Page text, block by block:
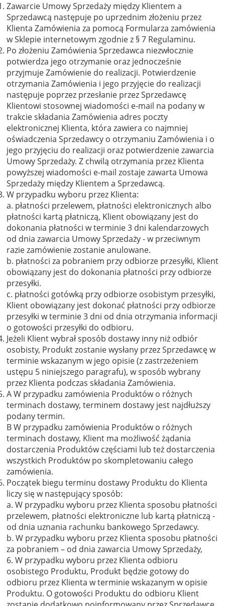
Zawarcie Umowy Sprzedaży między Klientem a
Sprzedawcą następuje po uprzednim złożeniu przez
Klienta Zamówienia za pomocą Formularza zamówienia
w Sklepie internetowym zgodnie z § 7 Regulaminu.
Po złożeniu Zamówienia Sprzedawca niezwłocznie
potwierdza jego otrzymanie oraz jednocześnie
przyjmuje Zamówienie do realizacji. Potwierdzenie
otrzymania Zamówienia i jego przyjęcie do realizacji
następuje poprzez przesłanie przez Sprzedawcę
Klientowi stosownej wiadomości e-mail na podany w
trakcie składania Zamówienia adres poczty
elektronicznej Klienta, która zawiera co najmniej
oświadczenia Sprzedawcy o otrzymaniu Zamówienia i o
jego przyjęciu do realizacji oraz potwierdzenie zawarcia
Umowy Sprzedaży. Z chwilą otrzymania przez Klienta
powyższej wiadomości e-mail zostaje zawarta Umowa
Sprzedaży między Klientem a Sprzedawcą.
W przypadku wyboru przez Klienta:
a. płatności przelewem, płatności elektronicznych albo
płatności kartą płatniczą, Klient obowiązany jest do
dokonania płatności w terminie 3 dni kalendarzowych
od dnia zawarcia Umowy Sprzedaży - w przeciwnym
razie zamówienie zostanie anulowane.
b. płatności za pobraniem przy odbiorze przesyłki, Klient
obowiązany jest do dokonania płatności przy odbiorze
przesyłki.
c. płatności gotówką przy odbiorze osobistym przesyłki,
Klient obowiązany jest dokonać płatności przy odbiorze
przesyłki w terminie 3 dni od dnia otrzymania informacji
o gotowości przesyłki do odbioru.
Jeżeli Klient wybrał sposób dostawy inny niż odbiór
osobisty, Produkt zostanie wysłany przez Sprzedawcę w
terminie wskazanym w jego opisie (z zastrzeżeniem
ustępu 5 niniejszego paragrafu), w sposób wybrany
przez Klienta podczas składania Zamówienia.
A W przypadku zamówienia Produktów o różnych
terminach dostawy, terminem dostawy jest najdłuższy
podany termin.
B W przypadku zamówienia Produktów o różnych
terminach dostawy, Klient ma możliwość żądania
dostarczenia Produktów częściami lub też dostarczenia
wszystkich Produktów po skompletowaniu całego
zamówienia.
Początek biegu terminu dostawy Produktu do Klienta
liczy się w następujący sposób:
a. W przypadku wyboru przez Klienta sposobu płatności
przelewem, płatności elektroniczne lub kartą płatniczą -
od dnia uznania rachunku bankowego Sprzedawcy.
b. W przypadku wyboru przez Klienta sposobu płatności
za pobraniem – od dnia zawarcia Umowy Sprzedaży,
6. W przypadku wyboru przez Klienta odbioru
osobistego Produktu, Produkt będzie gotowy do
odbioru przez Klienta w terminie wskazanym w opisie
Produktu. O gotowości Produktu do odbioru Klient